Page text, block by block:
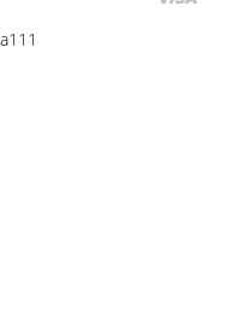
a111